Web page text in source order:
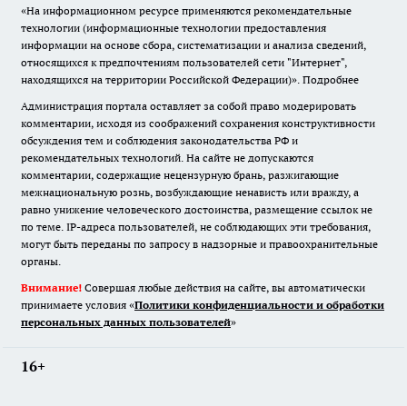
«На информационном ресурсе применяются рекомендательные
технологии (информационные технологии предоставления
информации на основе сбора, систематизации и анализа сведений,
относящихся к предпочтениям пользователей сети "Интернет",
находящихся на территории Российской Федерации)». Подробнее
Администрация портала оставляет за собой право модерировать
комментарии, исходя из соображений сохранения конструктивности
обсуждения тем и соблюдения законодательства РФ и
рекомендательных технологий. На сайте не допускаются
комментарии, содержащие нецензурную брань, разжигающие
межнациональную рознь, возбуждающие ненависть или вражду, а
равно унижение человеческого достоинства, размещение ссылок не
по теме. IP-адреса пользователей, не соблюдающих эти требования,
могут быть переданы по запросу в надзорные и правоохранительные
органы.
Внимание! Совершая любые действия на сайте, вы автоматически
принимаете условия «Политики конфиденциальности и обработки
персональных данных пользователей»
16+